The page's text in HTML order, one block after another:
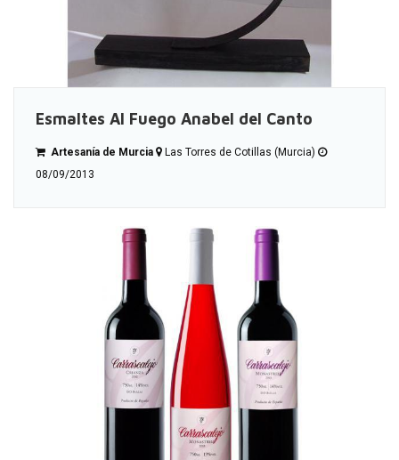
Esmaltes Al Fuego Anabel del Canto
Artesanía de Murcia
Las Torres de Cotillas (Murcia)
08/09/2013